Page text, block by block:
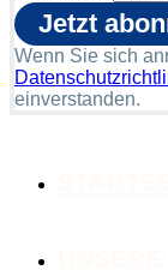
Wenn Sie sich
einverstanden.